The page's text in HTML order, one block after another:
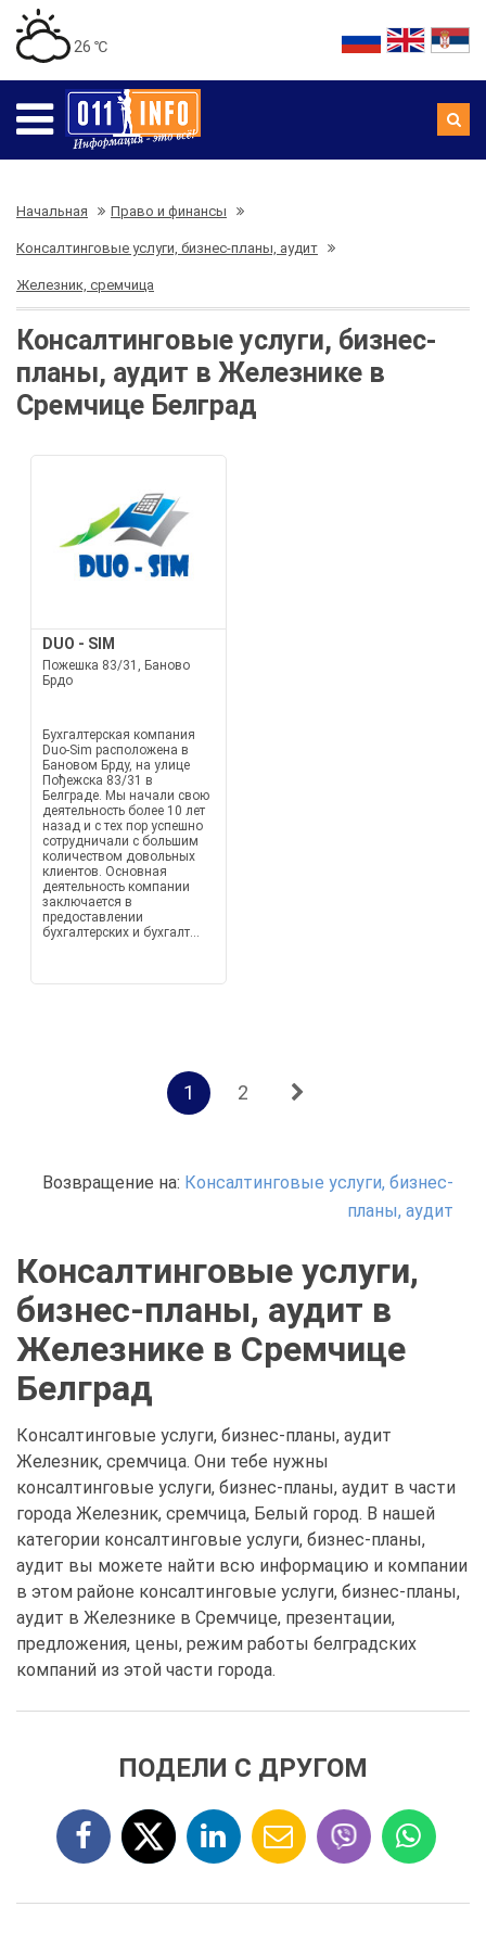
26 ℃
Начальная Право и финансы
Консалтинговые услуги, бизнес-планы, аудит
Железник, сремчица
Консалтинговые услуги, бизнес-
планы, аудит в Железнике в
Сремчице Белград
DUO - SIM
Пожешка 83/31, Баново
Брдо
Бухгалтерская компания
Duo-Sim расположена в
Бановом Брду, на улице
Пођежска 83/31 в
Белграде. Мы начали свою
деятельность более 10 лет
назад и с тех пор успешно
сотрудничали с большим
количеством довольных
клиентов. Основная
деятельность компании
заключается в
предоставлении
бухгалтерских и бухгалт...
1 2
Возвращение на: Консалтинговые услуги, бизнес-
планы, аудит
Консалтинговые услуги,
бизнес-планы, аудит в
Железнике в Сремчице
Белград
Консалтинговые услуги, бизнес-планы, аудит
Железник, сремчица. Они тебе нужны
консалтинговые услуги, бизнес-планы, аудит в части
города Железник, сремчица, Белый город. В нашей
категории консалтинговые услуги, бизнес-планы,
аудит вы можете найти всю информацию и компании
в этом районе консалтинговые услуги, бизнес-планы,
аудит в Железнике в Сремчице, презентации,
предложения, цены, режим работы белградских
компаний из этой части города.
ПОДЕЛИ С ДРУГОМ